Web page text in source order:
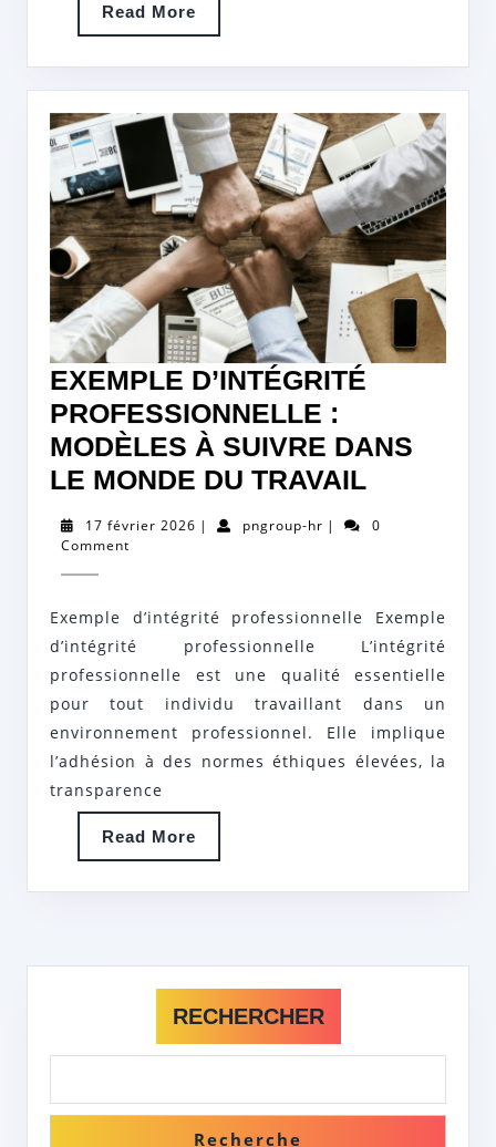
RH
CONFIANCE
Read More
More
EXEMPLE D’INTÉGRITÉ
PROFESSIONNELLE :
MODÈLES À SUIVRE DANS
LE MONDE DU TRAVAIL
À
SUIVRE
DANS
LE
MONDE
17 février 2026 17| pngroup-hrpngroup-
|
0
Comment
Exemple d’intégrité professionnelle Exemple
d’intégrité professionnelle L’intégrité
professionnelle est une qualité essentielle
pour tout individu travaillant dans un
environnement professionnel. Elle implique
l’adhésion à des normes éthiques élevées, la
transparence
Read More
More
RECHERCHER
Recherche